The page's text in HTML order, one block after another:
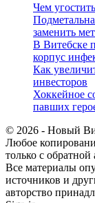
Чем
заменить
В Витебске
корпус
Как
инвесторов
Хоккейное
павших
© 2026 - Новый
Любое
только с
Все материалы
источников и
авторство